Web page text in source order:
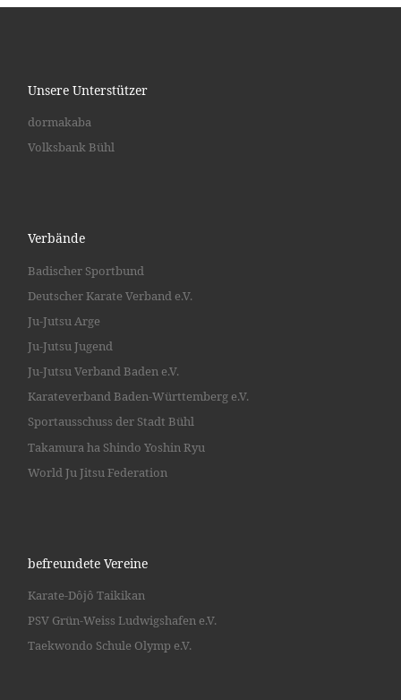
Unsere Unterstützer
dormakaba
Volksbank Bühl
Verbände
Badischer Sportbund
Deutscher Karate Verband e.V.
Ju-Jutsu Arge
Ju-Jutsu Jugend
Ju-Jutsu Verband Baden e.V.
Karateverband Baden-Württemberg e.V.
Sportausschuss der Stadt Bühl
Takamura ha Shindo Yoshin Ryu
World Ju Jitsu Federation
befreundete Vereine
Karate-Dôjô Taikikan
PSV Grün-Weiss Ludwigshafen e.V.
Taekwondo Schule Olymp e.V.